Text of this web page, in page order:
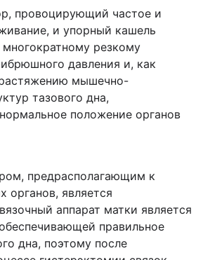
провоцирующий частое и
и упорный кашель
резкому
давления и, как
мышечно-
тазового дна,
положение органов
предрасполагающим к
органов, является
аппарат матки является
правильное
дна, поэтому после